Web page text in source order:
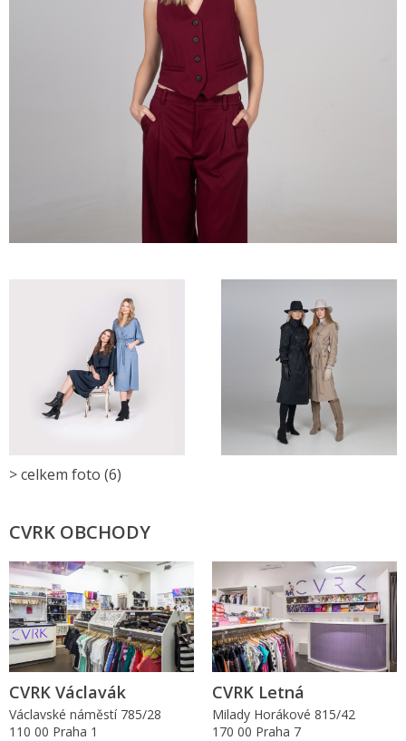
> celkem foto (6)
CVRK OBCHODY
CVRK Václavák
Václavské náměstí 785/28
110 00 Praha 1
CVRK Letná
Milady Horákové 815/42
170 00 Praha 7